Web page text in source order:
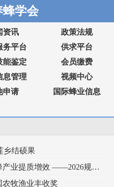
蜂学会
资讯
政策法规
务平台
供求平台
能鉴定
会员缴费
息管理
视频中心
申请
国际蜂业信息
乡结硕果
持续推进规模化进程，促进蜂产业提质增效 ——2026规模化蜂业交流观摩会在新疆举行
牧渔业丰收奖